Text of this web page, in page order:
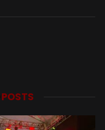
POSTS